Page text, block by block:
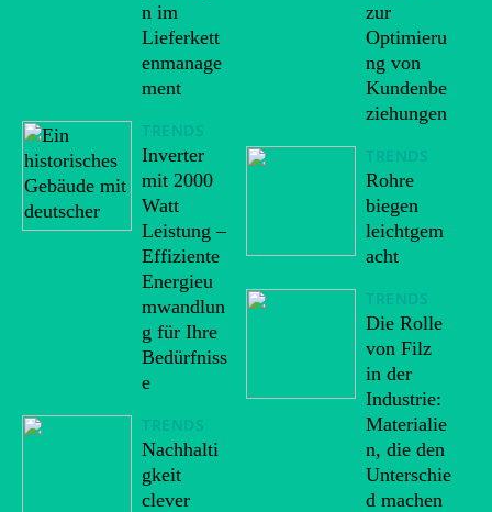
n im
Lieferkett
enmanage
ment
TRENDS
Inverter
mit 2000
Watt
Leistung –
Effiziente
Energieu
mwandlun
g für Ihre
Bedürfniss
e
TRENDS
Nachhalti
gkeit
clever
zur
Optimieru
ng von
Kundenbe
ziehungen
TRENDS
Rohre
biegen
leichtgem
acht
TRENDS
Die Rolle
von Filz
in der
Industrie:
Materialie
n, die den
Unterschie
d machen